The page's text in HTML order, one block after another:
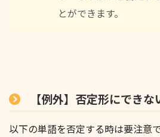
とができます。
【例外】否定形にできな
以下の単語を否定する時は要注意